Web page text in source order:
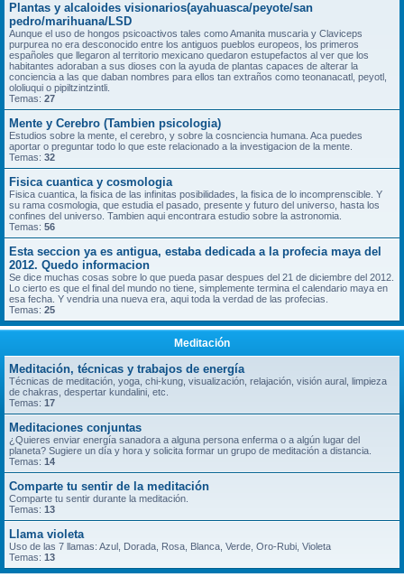
Plantas y alcaloides visionarios(ayahuasca/peyote/san
pedro/marihuana/LSD
Aunque el uso de hongos psicoactivos tales como Amanita muscaria y Claviceps
purpurea no era desconocido entre los antiguos pueblos europeos, los primeros
españoles que llegaron al territorio mexicano quedaron estupefactos al ver que los
habitantes adoraban a sus dioses con la ayuda de plantas capaces de alterar la
conciencia a las que daban nombres para ellos tan extraños como teonanacatl, peyotl,
ololiuqui o pipiltzintzintli.
Temas: 27
Mente y Cerebro (Tambien psicologia)
Estudios sobre la mente, el cerebro, y sobre la cosnciencia humana. Aca puedes
aportar o preguntar todo lo que este relacionado a la investigacion de la mente.
Temas: 32
Fisica cuantica y cosmologia
Fisica cuantica, la fisica de las infinitas posibilidades, la fisica de lo incomprenscible. Y
su rama cosmologia, que estudia el pasado, presente y futuro del universo, hasta los
confines del universo. Tambien aqui encontrara estudio sobre la astronomia.
Temas: 56
Esta seccion ya es antigua, estaba dedicada a la profecia maya del
2012. Quedo informacion
Se dice muchas cosas sobre lo que pueda pasar despues del 21 de diciembre del 2012.
Lo cierto es que el final del mundo no tiene, simplemente termina el calendario maya en
esa fecha. Y vendria una nueva era, aqui toda la verdad de las profecias.
Temas: 25
Meditación
Meditación, técnicas y trabajos de energía
Técnicas de meditación, yoga, chi-kung, visualización, relajación, visión aural, limpieza
de chakras, despertar kundalini, etc.
Temas: 17
Meditaciones conjuntas
¿Quieres enviar energía sanadora a alguna persona enferma o a algún lugar del
planeta? Sugiere un día y hora y solicita formar un grupo de meditación a distancia.
Temas: 14
Comparte tu sentir de la meditación
Comparte tu sentir durante la meditación.
Temas: 13
Llama violeta
Uso de las 7 llamas: Azul, Dorada, Rosa, Blanca, Verde, Oro-Rubi, Violeta
Temas: 13